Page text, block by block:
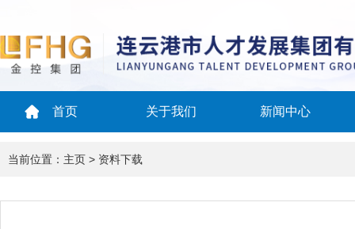
首页 关于我们 新闻中心
当前位置： 主页 > 资料下载